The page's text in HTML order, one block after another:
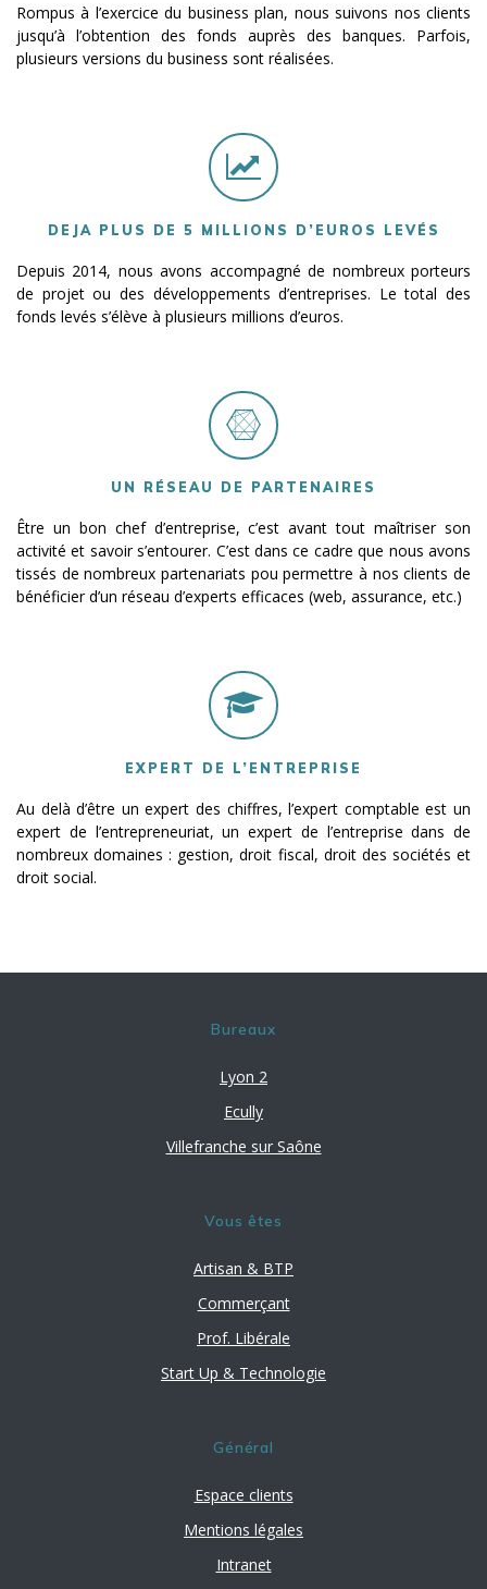
Rompus à l’exercice du business plan, nous suivons nos clients
jusqu’à l’obtention des fonds auprès des banques. Parfois,
plusieurs versions du business sont réalisées.
DEJA PLUS DE 5 MILLIONS D’EUROS LEVÉS
Depuis 2014, nous avons accompagné de nombreux porteurs
de projet ou des développements d’entreprises. Le total des
fonds levés s’élève à plusieurs millions d’euros.
UN RÉSEAU DE PARTENAIRES
Être un bon chef d’entreprise, c’est avant tout maîtriser son
activité et savoir s’entourer. C’est dans ce cadre que nous avons
tissés de nombreux partenariats pou permettre à nos clients de
bénéficier d’un réseau d’experts efficaces (web, assurance, etc.)
EXPERT DE L’ENTREPRISE
Au delà d’être un expert des chiffres, l’expert comptable est un
expert de l’entrepreneuriat, un expert de l’entreprise dans de
nombreux domaines : gestion, droit fiscal, droit des sociétés et
droit social.
Bureaux
Lyon 2
Ecully
Villefranche sur Saône
Vous êtes
Artisan & BTP
Commerçant
Prof. Libérale
Start Up & Technologie
Général
Espace clients
Mentions légales
Intranet